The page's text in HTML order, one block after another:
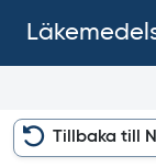
Tillbaka till